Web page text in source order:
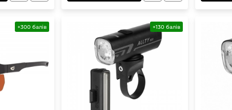
+300 балів +130 балів